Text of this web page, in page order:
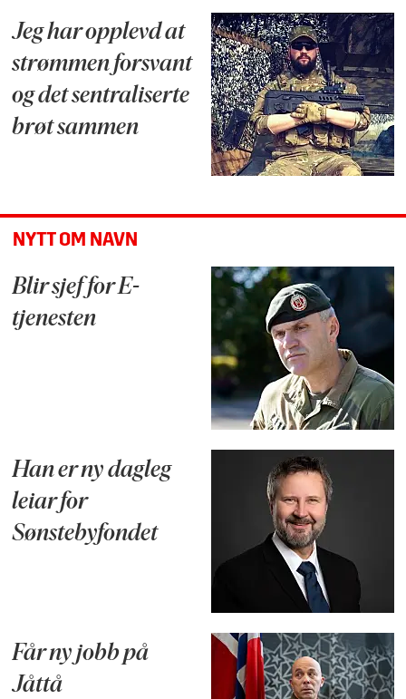
Jeg har opplevd at
strømmen forsvant
og det sentraliserte
brøt sammen
NYTT OM NAVN
Blir sjef for E-
tjenesten
Han er ny dagleg
leiar for
Sønstebyfondet
Får ny jobb på
Jåttå